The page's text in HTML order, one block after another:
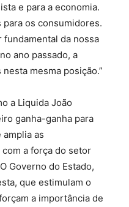
e para a economia.
para os consumidores.
da nossa
ano passado, a
mesma posição.”
a Liquida João
ganha-ganha para
as
a força do setor
Governo do Estado,
que estimulam o
a importância de